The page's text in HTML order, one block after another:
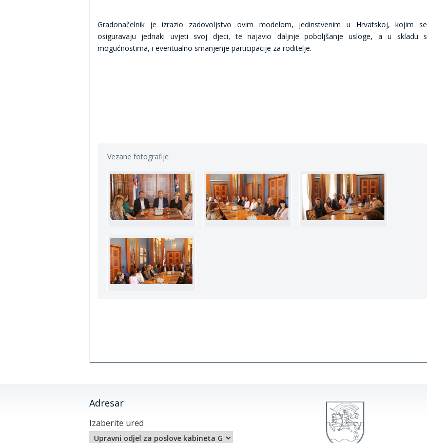
Gradonačelnik je izrazio zadovoljstvo ovim modelom, jedinstvenim u Hrvatskoj, kojim se
osiguravaju jednaki uvjeti svoj djeci, te najavio daljnje poboljšanje usloge, a u skladu s
mogućnostima, i eventualno smanjenje participacije za roditelje.
Vezane fotografije
Adresar
Izaberite ured